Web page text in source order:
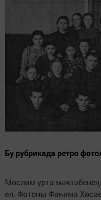
Бу рубрикада ретро
Мөслим урта
ел. Фотоны Фәһимә